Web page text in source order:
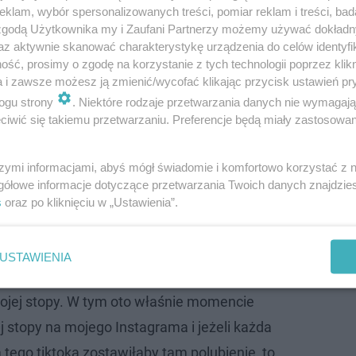
od samego Wiśniewskiego
ogłosił, że zamierza pobić rekord na
mogli się pochwalić influencerzy Friz i Wersow,
prawie 1,1 miliona polubień. Łatwogang miał
jest w tym momencie najbardziej
stopy. W tym oto właśnie momencie
stopy na mojego Instagrama i jeżeli każda
tego tiktoka zostawiłaby tam polubienie, to
wybór spersonalizowanych treści, pomiar reklam i treści,
Użytkownika my i Zaufani Partnerzy możemy używać
aktywnie skanować charakterystykę urządzenia do celów
prosimy o zgodę na korzystanie z tych technologii poprzez
i zawsze możesz ją zmienić/wycofać klikając przycisk ustawień
strony
. Niektóre rodzaje przetwarzania danych nie
się takiemu przetwarzaniu. Preferencje będą miały
informacjami, abyś mógł świadomie i komfortowo korzystać z
informacje dotyczące przetwarzania Twoich danych
oraz po kliknięciu w „Ustawienia”.
USTAWIENIA